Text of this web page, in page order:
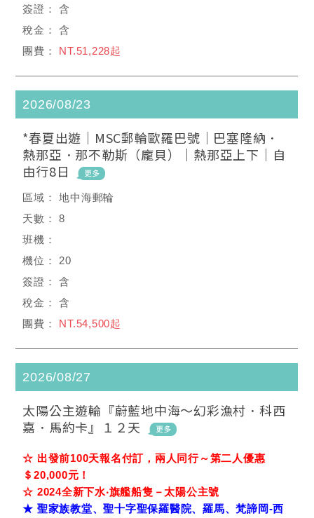
含
含
NT.51,228起
2026/08/23
*春夏出遊｜MSC郵輪歐羅巴號｜巴塞隆納．
熱那亞．那不勒斯（龐貝）｜熱那亞上下｜自
由行8日
地中海郵輪
8
20
含
含
NT.54,500起
2026/08/27
太陽公主遊輪『蔚藍地中海～幻彩漁村．科西
嘉．馬約卡』１２天
☆ 出發前100天報名付訂，兩人同行～第二人優惠
＄20,000元！
☆ 2024全新下水‧旗艦船隻－太陽公主號
★ 聖家族教堂、聖十字聖保羅醫院、羅馬、梵諦岡-西